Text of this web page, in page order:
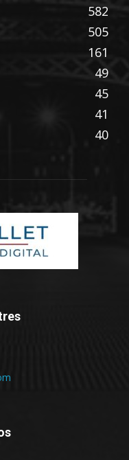
582
505
161
49
45
41
40